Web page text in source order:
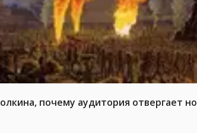
почему аудитория отвергает